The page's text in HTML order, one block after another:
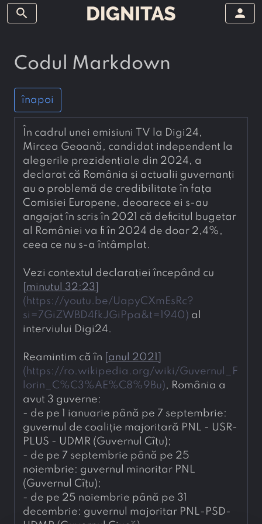
search person
Codul Markdown
înapoi
În cadrul unei emisiuni TV la Digi24,
Mircea Geoană, candidat independent la
alegerile prezidențiale din 2024, a
declarat că România și actualii guvernanți
au o problemă de credibilitate în fața
Comisiei Europene, deoarece ei s-au
angajat în scris în 2021 că deficitul bugetar
al României va fi în 2024 de doar 2,4%,
ceea ce nu s-a întâmplat.
minutul 32:23
( https://youtu.be/UapyCXmEsRc?
si=7GiZWBD4fkJGiPpa&t=1940 ) al
interviului Digi24.
Reamintim că în anul 2021
( https://ro.wikipedia.org/wiki/Guvernul_F
lorin_C%C3%AE%C8%9Bu), România a
avut 3 guverne:
- de pe 1 ianuarie până pe 7 septembrie:
guvernul de coaliție majoritară PNL - USR-
PLUS - UDMR (Guvernul Cîțu);
- de pe 7 septembrie până pe 25
noiembrie: guvernul minoritar PNL
(Guvernul Cîțu);
- de pe 25 noiembrie până pe 31
decembrie: guvernul majoritar PNL-PSD-